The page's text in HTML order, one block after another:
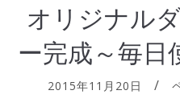
オリジナル
ー完成～毎日
2015年11月20日